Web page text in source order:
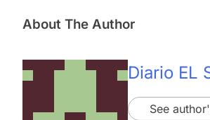
About The Author
Diario EL
See